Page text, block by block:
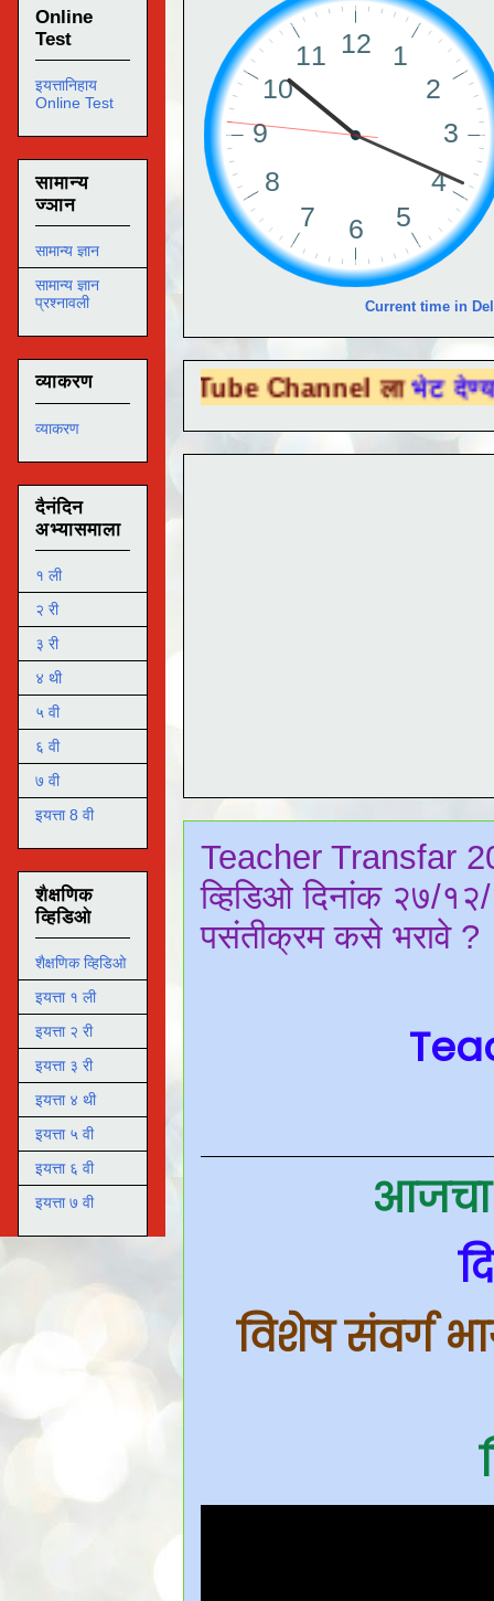
Current time in
You Tube Channel लाभेट देण्यासाठी येथे
Teacher Transfar
व्हिडिओ दिनांक २७/
पसंतीक्रम कसे भरावे ?
आजचा
विशेष संवर्ग
Online
Test
इयत्तानिहाय
Online Test
सामान्य
ज्ञान
सामान्य ज्ञान
सामान्य ज्ञान
प्रश्नावली
व्याकरण
व्याकरण
दैनंदिन
अभ्यासमाला
१ ली
२ री
३ री
४ थी
५ वी
६ वी
७ वी
इयत्ता 8 वी
शैक्षणिक
व्हिडिओ
शैक्षणिक व्हिडिओ
इयत्ता १ ली
इयत्ता २ री
इयत्ता ३ री
इयत्ता ४ थी
इयत्ता ५ वी
इयत्ता ६ वी
इयत्ता ७ वी